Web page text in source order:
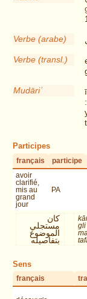
1
Verbe (arabe)
Verbe (transl.)
Mudāriʾ
ī
:
Participes
français participe
avoir
clarifié,
mis au
grand
jour
PA
كان
مستجلي
الموضوع
بتفاصيله
gli
Sens
français